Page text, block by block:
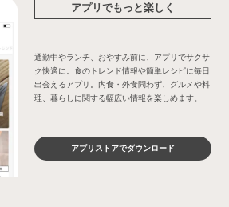
アプリでもっと楽しく
通勤中やランチ、おやすみ前に、アプリでサクサ
ク快適に。食のトレンド情報や簡単レシピに毎日
出会えるアプリ。内食・外食問わず、グルメや料
理、暮らしに関する幅広い情報を楽しめます。
アプリストアでダウンロード